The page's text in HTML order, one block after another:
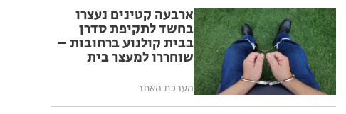
ארבעה קטינים נעצרו
בחשד לתקיפת סדרן
בבית קולנוע ברחובות –
שוחררו למעצר בית
מערכת האתר